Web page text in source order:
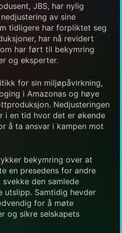
JBS, har nylig
av sine
tidligere har forpliktet seg
har nå revidert
har ført til bekymring
og eksperter.
for sin miljøpåvirkning,
i Amazonas og høye
Nedjusteringen
i en tid hvor det er økende
å ta ansvar i kampen mot
bekymring over at
en presedens for andre
den samlede
utslipp. Samtidig hevder
for å møte
og sikre selskapets